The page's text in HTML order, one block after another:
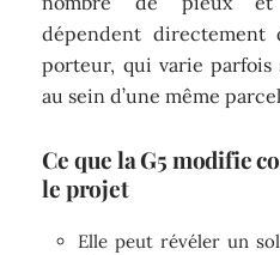
dépendent
porteur, qui varie parfois
au sein d’une même
Ce que la G5 modifie
le projet
Elle peut révéler un